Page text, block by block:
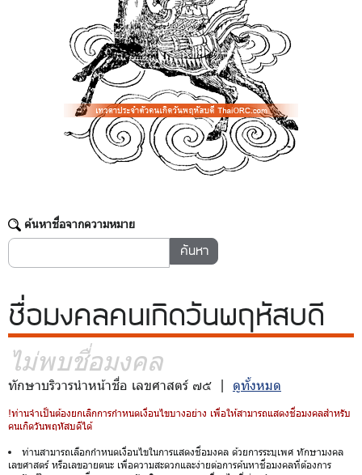
ค้นหาชื่อจากความหมาย
ชื่อมงคลคนเกิดวันพฤหัสบดี
ไม่พบชื่อมงคล
ทักษาบริวารนำหน้าชื่อ เลขศาสตร์ ๗๕ | ดูทั้งหมด
!ท่านจำเป็นต้องยกเลิกการกำหนดเงื่อนไขบางอย่าง เพื่อให้สามารถแสดงชื่อมงคลสำหรับ
คนเกิดวันพฤหัสบดีได้
ท่านสามารถเลือกกำหนดเงื่อนไขในการแสดงชื่อมงคล ด้วยการระบุเพศ ทักษามงคล
เลขศาสตร์ หรือเลขอายตนะ เพื่อความสะดวกและง่ายต่อการค้นหาชื่อมงคลที่ต้องการ